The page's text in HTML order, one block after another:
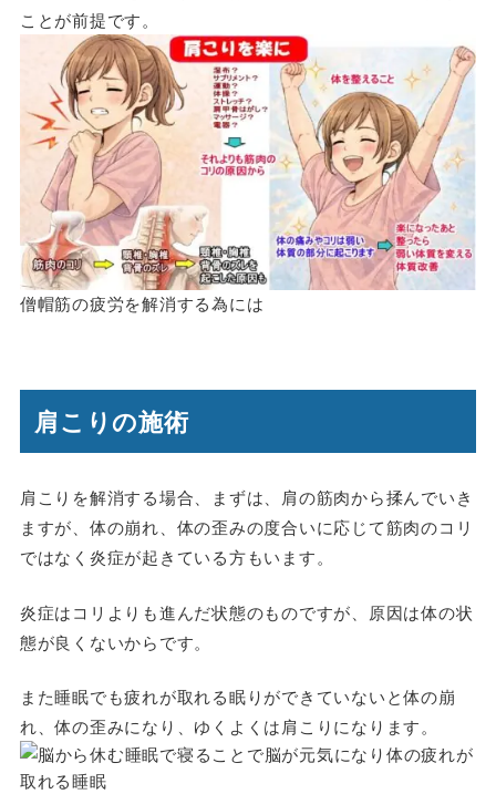
ことが前提です。
僧帽筋の疲労を解消する為には
肩こりの施術
肩こりを解消する場合、まずは、肩の筋肉から揉んでいき
ますが、体の崩れ、体の歪みの度合いに応じて筋肉のコリ
ではなく炎症が起きている方もいます。
炎症はコリよりも進んだ状態のものですが、原因は体の状
態が良くないからです。
また睡眠でも疲れが取れる眠りができていないと体の崩
れ、体の歪みになり、ゆくよくは肩こりになります。